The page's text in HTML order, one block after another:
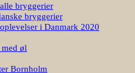
bryggerier
bryggerier
i Danmark 2020
øl
Bornholm